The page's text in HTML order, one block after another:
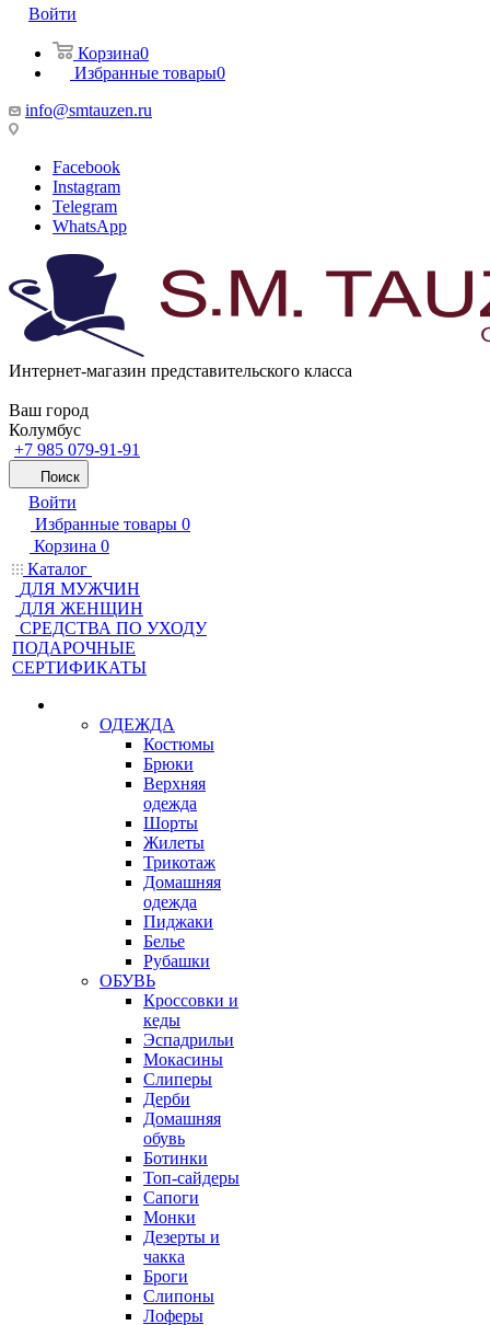
Войти
Корзина0
Избранные товары0
info@smtauzen.ru
Facebook
Instagram
Telegram
WhatsApp
Интернет-магазин представительского класса
Ваш город
Колумбус
+7 985 079-91-91
Поиск
Войти
Избранные товары 0
Корзина 0
Каталог
ДЛЯ МУЖЧИН
ДЛЯ ЖЕНЩИН
CРЕДСТВА ПО УХОДУ
ПОДАРОЧНЫЕ
СЕРТИФИКАТЫ
ОДЕЖДА
Костюмы
Брюки
Верхняя
одежда
Шорты
Жилеты
Трикотаж
Домашняя
одежда
Пиджаки
Белье
Рубашки
ОБУВЬ
Кроссовки и
кеды
Эспадрильи
Мокасины
Слиперы
Дерби
Домашняя
обувь
Ботинки
Топ-сайдеры
Сапоги
Монки
Дезерты и
чакка
Броги
Слипоны
Лоферы